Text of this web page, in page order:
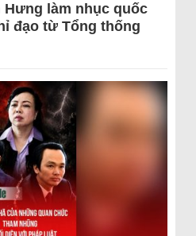
làm nhục quốc
đạo từ Tổng thống